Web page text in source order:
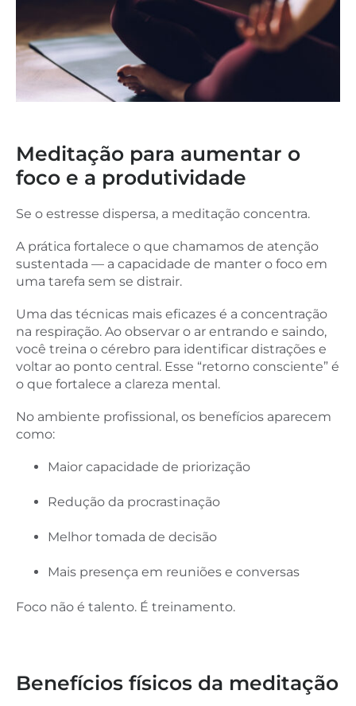
Meditação para aumentar o
foco e a produtividade
Se o estresse dispersa, a meditação concentra.
A prática fortalece o que chamamos de atenção
sustentada — a capacidade de manter o foco em
uma tarefa sem se distrair.
Uma das técnicas mais eficazes é a concentração
na respiração. Ao observar o ar entrando e saindo,
você treina o cérebro para identificar distrações e
voltar ao ponto central. Esse “retorno consciente” é
o que fortalece a clareza mental.
No ambiente profissional, os benefícios aparecem
como:
Maior capacidade de priorização
Redução da procrastinação
Melhor tomada de decisão
Mais presença em reuniões e conversas
Foco não é talento. É treinamento.
Benefícios físicos da meditação